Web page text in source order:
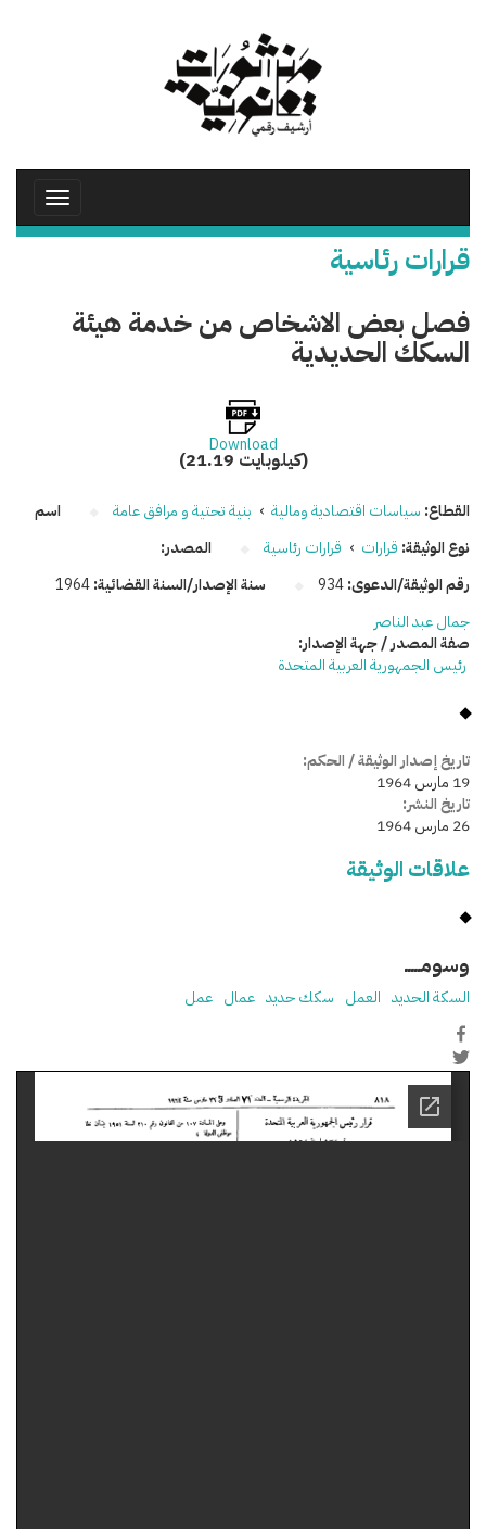
Toggle
قرارات رئاسية
فصل بعض الاشخاص من خدمة هيئة
السكك الحديدية
Download
(21.19 كيلوبايت)
القطاع: سياسات اقتصادية ومالية › بنية تحتية و مرافق عامة
نوع الوثيقة: قرارات › قرارات رئاسية
رقم الوثيقة/الدعوى:934 سنة الإصدار/السنة القضائية:1964
اسم
المصدر:
جمال عبد الناصر
صفة المصدر / جهة الإصدار:
رئيس الجمهورية العربية المتحدة
تاريخ إصدار الوثيقة / الحكم:
19 مارس 1964
تاريخ النشر:
26 مارس 1964
علاقات الوثيقة
وسومـــــ
السكة الحديد العمل سكك حديد عمال عمل